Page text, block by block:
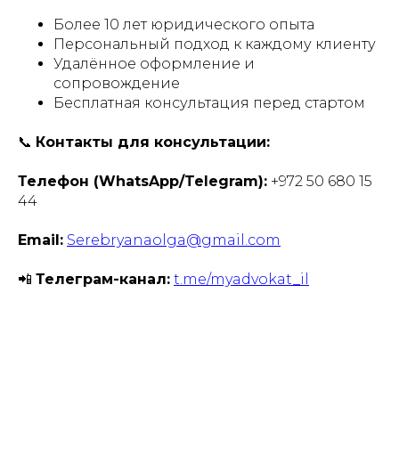
Более 10 лет юридического опыта
Персональный подход к каждому клиенту
Удалённое оформление и
сопровождение
Бесплатная консультация перед стартом
📞 Контакты для консультации:
Телефон (WhatsApp/Telegram): +972 50 680 15
44
Email: Serebryanaolga@gmail.com
📲 Телеграм-канал: t.me/myadvokat_il